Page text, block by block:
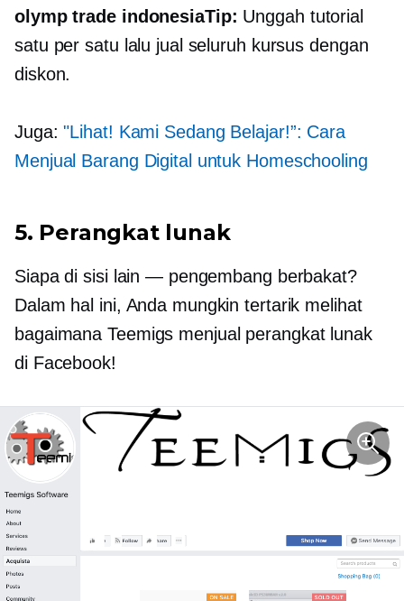
olymp trade indonesiaTip: Unggah tutorial
satu per satu lalu jual seluruh kursus dengan
diskon.
Juga:"Lihat! Kami Sedang Belajar!”: Cara
Menjual Barang Digital untuk Homeschooling
5. Perangkat lunak
Siapa di sisi lain — pengembang berbakat?
Dalam hal ini, Anda mungkin tertarik melihat
bagaimana Teemigs menjual perangkat lunak
di Facebook!